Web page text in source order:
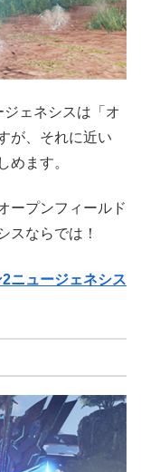
ェネシスは「オ
が、それに近い
めます。
ープンフィールド
スならでは！
ニュージェネシス